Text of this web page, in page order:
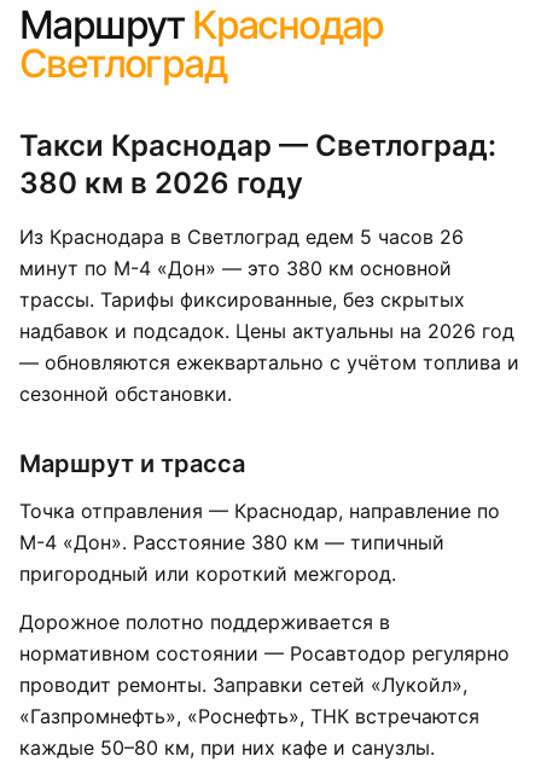
Маршрут Краснодар
Светлоград
Такси Краснодар — Светлоград:
380 км в 2026 году
Из Краснодара в Светлоград едем 5 часов 26
минут по М-4 «Дон» — это 380 км основной
трассы. Тарифы фиксированные, без скрытых
надбавок и подсадок. Цены актуальны на 2026 год
— обновляются ежеквартально с учётом топлива и
сезонной обстановки.
Маршрут и трасса
Точка отправления — Краснодар, направление по
М-4 «Дон». Расстояние 380 км — типичный
пригородный или короткий межгород.
Дорожное полотно поддерживается в
нормативном состоянии — Росавтодор регулярно
проводит ремонты. Заправки сетей «Лукойл»,
«Газпромнефть», «Роснефть», ТНК встречаются
каждые 50–80 км, при них кафе и санузлы.